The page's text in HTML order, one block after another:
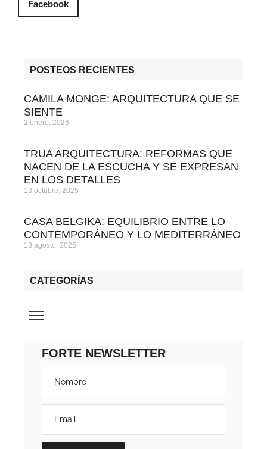
Facebook
POSTEOS RECIENTES
CAMILA MONGE: ARQUITECTURA QUE SE
SIENTE
2 enero, 2026
TRUA ARQUITECTURA: REFORMAS QUE
NACEN DE LA ESCUCHA Y SE EXPRESAN
EN LOS DETALLES
13 octubre, 2025
CASA BELGIKA: EQUILIBRIO ENTRE LO
CONTEMPORÁNEO Y LO MEDITERRÁNEO
18 agosto, 2025
CATEGORÍAS
FORTE NEWSLETTER